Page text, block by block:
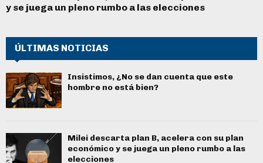
y se juega un pleno rumbo a las elecciones
ÚLTIMAS NOTICIAS
Insistimos, ¿No se dan cuenta que este
hombre no está bien?
Milei descarta plan B, acelera con su plan
económico y se juega un pleno rumbo a las
elecciones